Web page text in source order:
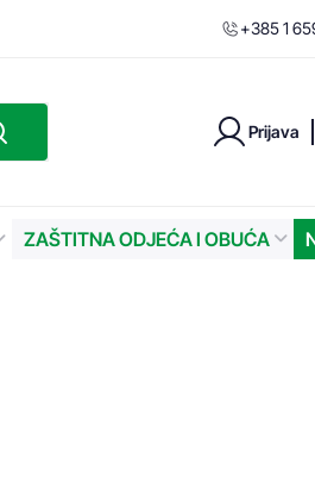
+385 1
Prijava
ZAŠTITNA ODJEĆA I OBUĆA